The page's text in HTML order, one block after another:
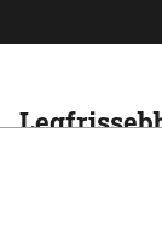
Teljesíti a